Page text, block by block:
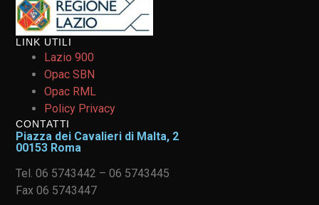
LINK UTILI
Lazio 900
Opac SBN
Opac RML
Policy Privacy
CONTATTI
Piazza dei Cavalieri di Malta, 2
00153 Roma
Tel. 06 5743442 – 06 5743445
Fax 06 5743447